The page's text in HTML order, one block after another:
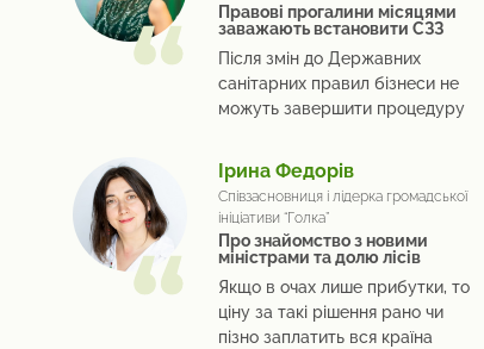
Правові прогалини місяцями
заважають встановити СЗЗ
Після змін до Державних
санітарних правил бізнеси не
можуть завершити процедуру
Ірина Федорів
Співзасновниця і лідерка громадської
ініціативи “Голка”
Про знайомство з новими
міністрами та долю лісів
Якщо в очах лише прибутки, то
ціну за такі рішення рано чи
пізно заплатить вся країна